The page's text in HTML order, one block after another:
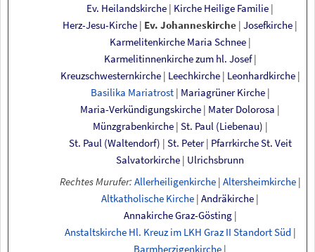
Ev. Heilandskirche | Kirche Heilige Familie |
Herz-Jesu-Kirche | Ev. Johanneskirche | Josefkirche |
Karmelitenkirche Maria Schnee |
Karmelitinnenkirchezum hl. Josef |
Kreuzschwesternkirche | Leechkirche | Leonhardkirche |
Basilika Mariatrost | Mariagrüner Kirche |
Maria-Verkündigungskirche | Mater Dolorosa |
Münzgrabenkirche | St. Paul (Liebenau) |
St. Paul (Waltendorf) | St. Peter | PfarrkircheSt. Veit
Salvatorkirche | Ulrichsbrunn
Rechtes Murufer: Allerheiligenkirche | Altersheimkirche |
Altkatholische Kirche | Andräkirche |
AnnakircheGraz-Gösting |
Anstaltskirche Hl. Kreuz im LKH Graz II StandortSüd |
Barmherzigenkirche |